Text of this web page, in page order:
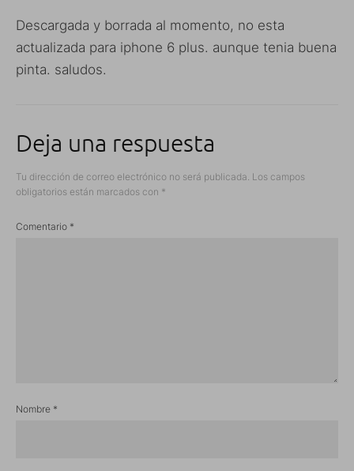
Descargada y borrada al momento, no esta
actualizada para iphone 6 plus. aunque tenia buena
pinta. saludos.
Deja una respuesta
Tu dirección de correo electrónico no será publicada. Los campos
obligatorios están marcados con *
Comentario *
Nombre *